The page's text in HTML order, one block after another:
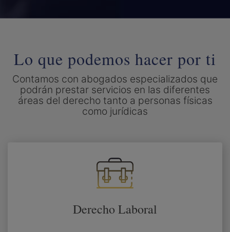
Lo que podemos hacer por ti
Contamos con abogados especializados que
podrán prestar servicios en las diferentes
áreas del derecho tanto a personas físicas
como jurídicas
Derecho Laboral